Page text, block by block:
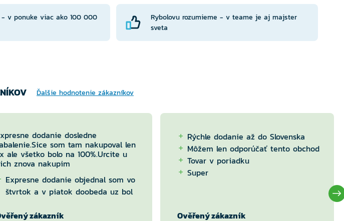
v ponuke viac ako 100 000
Rybolovu rozumieme - v teame je aj majster
sveta
Ďalšie hodnotenie zákazníkov
dodanie dosledne
som tam nakupoval len
ale všetko bolo na 100%.Urcite u
znova nakupim
Expresne dodanie objednal som vo
štvrtok a v piatok doobeda uz bol
Nic
zákazník
Rýchle dodanie až do Slovenska
Môžem len odporúčať tento obchod
Tovar v poriadku
Super
Ověřený zákazník